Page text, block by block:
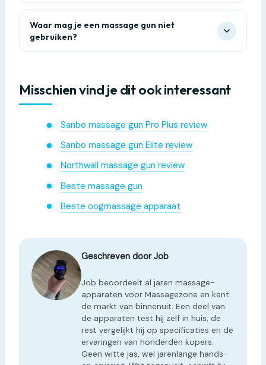
Waar mag je een massage gun niet
gebruiken?
Misschien vind je dit ook interessant
Sanbo massage gun Pro Plus review
Sanbo massage gun Elite review
Northwall massage gun review
Beste massage gun
Beste oogmassage apparaat
Geschreven door Job
Job beoordeelt al jaren massage-
apparaten voor Massagezone en kent
de markt van binnenuit. Een deel van
de apparaten test hij zelf in huis, de
rest vergelijkt hij op specificaties en de
ervaringen van honderden kopers.
Geen witte jas, wel jarenlange hands-